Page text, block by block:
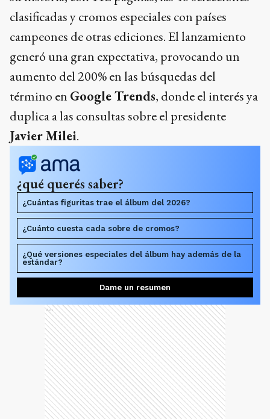
clasificadas y cromos especiales con países
campeones de otras ediciones. El lanzamiento
generó una gran expectativa, provocando un
aumento del 200% en las búsquedas del
término en Google Trends, donde el interés ya
duplica a las consultas sobre el presidente
Javier Milei.
¿qué querés saber?
¿Cuántas figuritas trae el álbum del 2026?
¿Cuánto cuesta cada sobre de cromos?
¿Qué versiones especiales del álbum hay además de la
estándar?
Dame un resumen
Ads